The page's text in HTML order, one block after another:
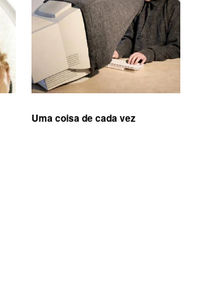
Uma coisa de cada vez